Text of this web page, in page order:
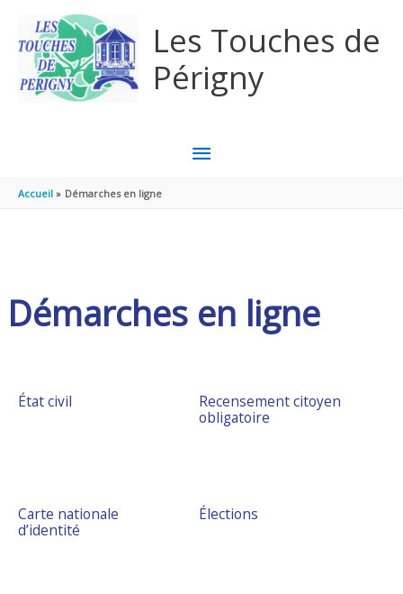
Les Touches de
Périgny
MENU
Accueil Démarches en ligne
Démarches en ligne
État civil
Recensement citoyen
obligatoire
Carte nationale
d’identité
Élections